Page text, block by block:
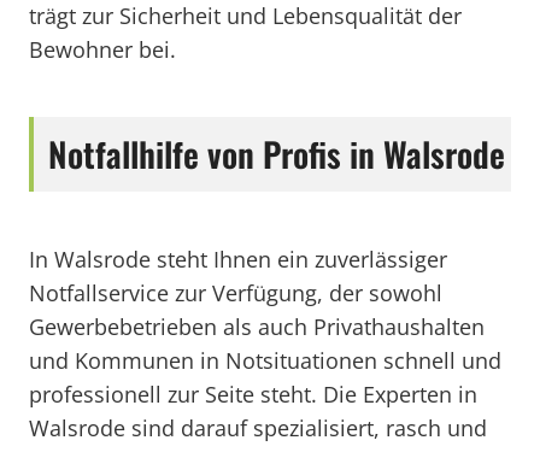
trägt zur Sicherheit und Lebensqualität der
Bewohner bei.
Notfallhilfe von Profis in Walsrode
In Walsrode steht Ihnen ein zuverlässiger
Notfallservice zur Verfügung, der sowohl
Gewerbebetrieben als auch Privathaushalten
und Kommunen in Notsituationen schnell und
professionell zur Seite steht. Die Experten in
Walsrode sind darauf spezialisiert, rasch und